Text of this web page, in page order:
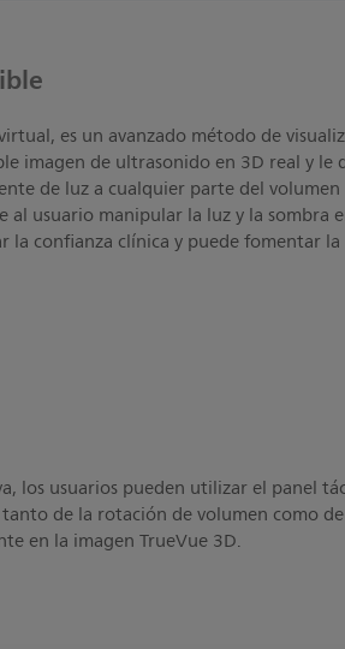
es un avanzado método de
imagen de ultrasonido en 3D real y le
de luz a cualquier parte del volumen
usuario manipular la luz y la sombra
la confianza clínica y puede fomentar
los usuarios pueden utilizar el panel
de la rotación de volumen como
en la imagen TrueVue 3D.